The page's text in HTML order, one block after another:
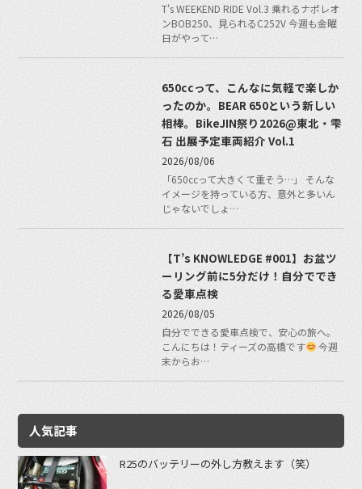
T's WEEKEND RIDE Vol.3 乗れるナポレオ
ンBOB250、見られるC252V 今週も金曜
日がやって…
650ccって、こんなに気軽で楽しか
ったのか。BEAR 650という新しい
相棒。BikeJIN祭り2026@東北・雫
石 出展予定車両紹介 Vol.1
2026/08/06
「650ccって大きくて重そう…」 そんな
イメージを持っている方、意外と多いん
じゃないでしょ…
【T’s KNOWLEDGE #001】お盆ツ
ーリング前に5分だけ！自分ででき
る愛車点検
2026/08/05
自分でできる愛車点検で、安心の旅へ。
こんにちは！ティーズの高橋です
今週
末からお…
人気記事
R25のバッテリーの外し方教えます（笑）